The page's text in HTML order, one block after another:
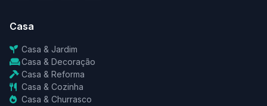
Casa
Casa & Jardim
Casa & Decoração
Casa & Reforma
Casa & Cozinha
Casa & Churrasco